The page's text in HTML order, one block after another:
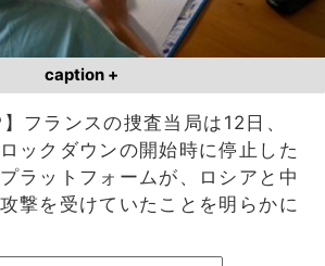
caption +
フランスの捜査当局は12日、
ックダウンの開始時に停止した
ラットフォームが、ロシアと中
撃を受けていたことを明らかに